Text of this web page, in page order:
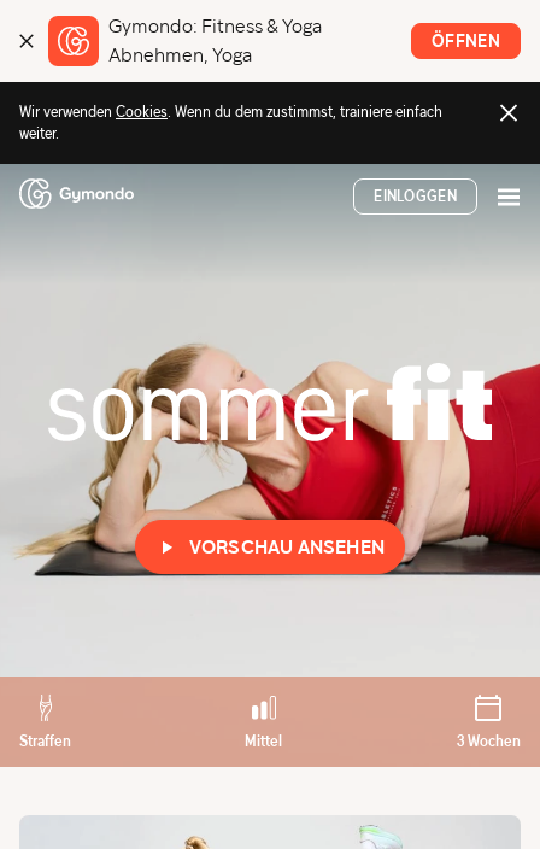
Gymondo: Fitness & Yoga
Abnehmen, Yoga
ÖFFNEN
Wir verwenden Cookies. Wenn du dem zustimmst, trainiere einfach
weiter.
EINLOGGEN
VORSCHAU ANSEHEN
Straffen Mittel 3 Wochen